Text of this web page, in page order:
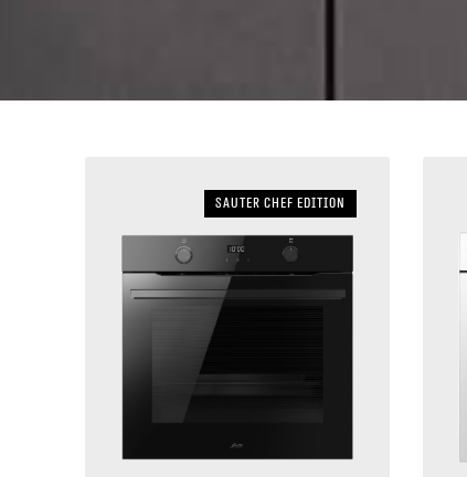
Sauter Chef Edition